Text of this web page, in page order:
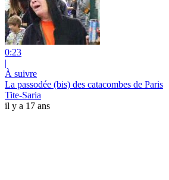
0:23
|
À suivre
La passodée (bis) des catacombes de Paris
Tite-Saria
il y a 17 ans